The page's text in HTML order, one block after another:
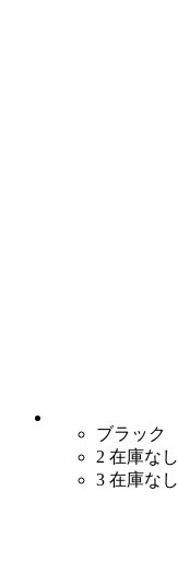
ブラック
2 在庫なし
3 在庫なし